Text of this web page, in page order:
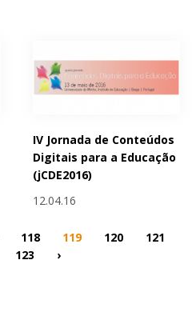
IV Jornada de Conteúdos
Digitais para a Educação
(jCDE2016)
12.04.16
118 119 120
121
123 ›